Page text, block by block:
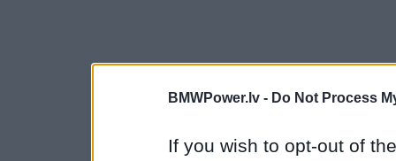
BMWPower.lv - Do Not Process
If you wish to opt-out of